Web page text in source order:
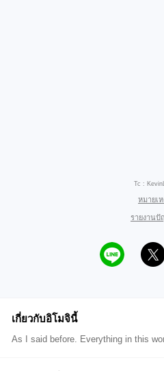
Tc :
หมายเ
รายงานปั
เกี่ยวกับอิโมจินี้
As I said before. Everything in this